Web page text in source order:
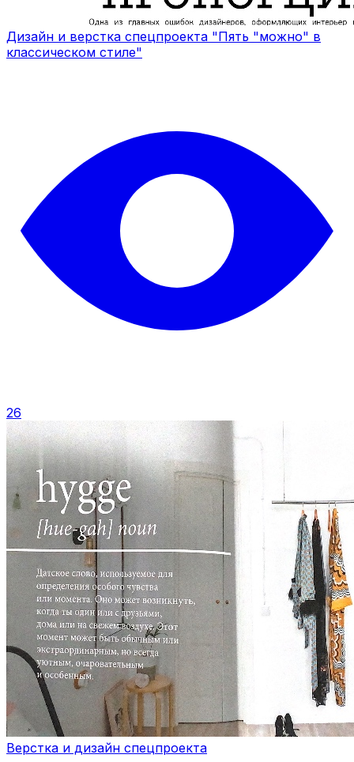
Дизайн и верстка спецпроекта "Пять "можно" в
классическом стиле"
26
Верстка и дизайн спецпроекта